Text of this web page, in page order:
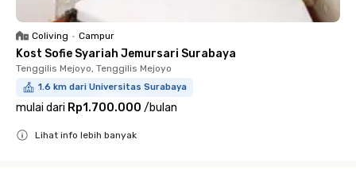
Coliving • Campur
Kost Sofie Syariah Jemursari Surabaya
Tenggilis Mejoyo, Tenggilis Mejoyo
1.6 km dari Universitas Surabaya
mulai dari Rp1.700.000 /bulan
Lihat info lebih banyak